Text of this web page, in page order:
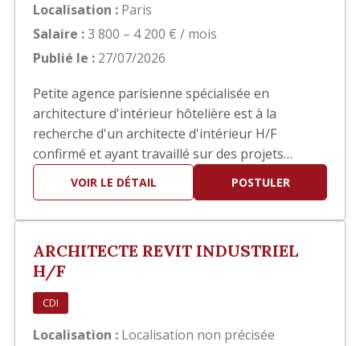
Localisation : Paris
Salaire :3 800 – 4 200 € / mois
Publié le : 27/07/2026
Petite agence parisienne spécialisée en
architecture d'intérieur hôtelière est à la
recherche d'un architecte d'intérieur H/F
confirmé et ayant travaillé sur des projets
hôteliers. Bon concepteur (trice), vous travaillez
également sur Autocad pour dessiner tous les
durée d'un an et à co…
VOIR LE DÉTAIL POSTULER
ARCHITECTE REVIT INDUSTRIEL
H/F
CDI
Localisation : Localisation non précisée